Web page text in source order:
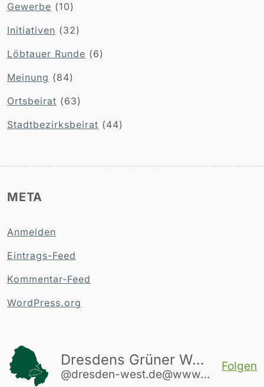
Gewerbe (10)
Initiativen (32)
Löbtauer Runde (6)
Meinung (84)
Ortsbeirat (63)
Stadtbezirksbeirat (44)
META
Anmelden
Eintrags-Feed
Kommentar-Feed
WordPress.org
Dresdens Grüner Westen
@dresden-west.de@www.dresden-west.de
Folgen